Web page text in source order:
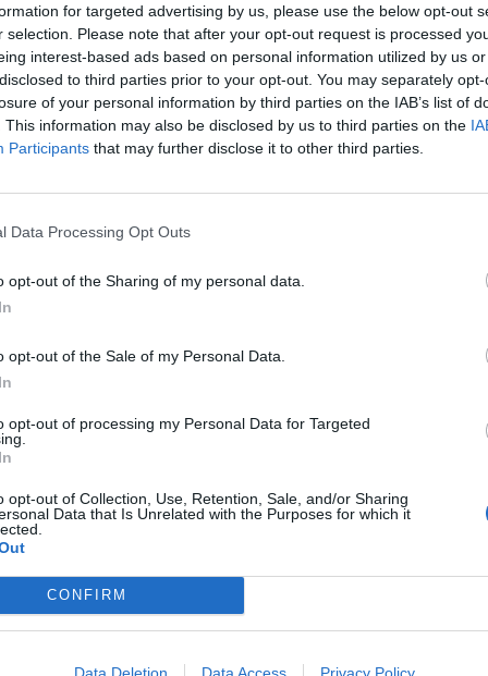
for targeted advertising by us, please use the below opt-out
selection. Please note that after your opt-out request is processed
interest-based ads based on personal information utilized by us
to third parties prior to your opt-out. You may separately
of your personal information by third parties on the IAB’s list of
This information may also be disclosed by us to third parties on the
Participants that may further disclose it to other third parties.
Data Processing Opt Outs
opt-out of the Sharing of my personal data.
opt-out of the Sale of my Personal Data.
opt-out of processing my Personal Data for Targeted
opt-out of Collection, Use, Retention, Sale, and/or Sharing
Data that Is Unrelated with the Purposes for which it
CONFIRM
Data Deletion Data Access Privacy Policy
©Sony
acessórios gaming encontrados na Amazon a
deslumbra com as suas cores, muito realistas, o
vídeo e imagem. Profissionais desta área, olhem bem
com uma base que roda 360 graus e um tempo
fase a performance é tão boa que os nossos olhos
Pub